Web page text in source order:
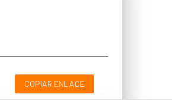
COPIAR ENLACE